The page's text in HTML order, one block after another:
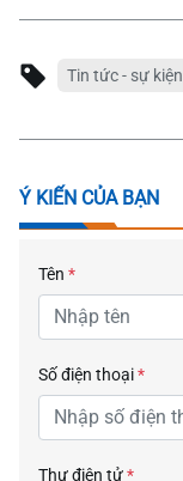
Tin tức - sự kiện
Ý KIẾN CỦA BẠN
Tên *
Số điện thoại*
Thư điện tử*